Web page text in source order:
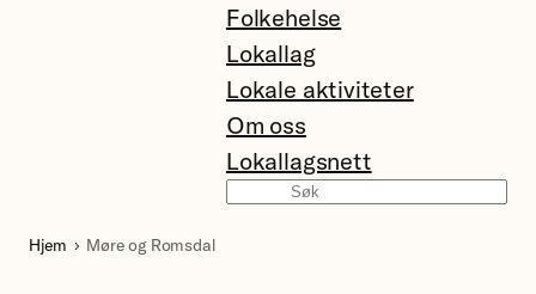
Folkehelse
Lokallag
Lokale aktiviteter
Om oss
Lokallagsnett
Hjem Møre og Romsdal